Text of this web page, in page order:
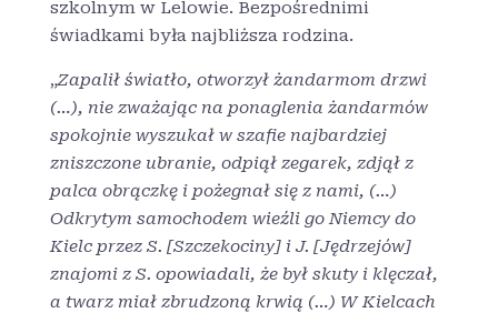
szkolnym w Lelowie. Bezpośrednimi
świadkami była najbliższa rodzina.
„Zapalił światło, otworzył żandarmom drzwi
(…), nie zważając na ponaglenia żandarmów
spokojnie wyszukał w szafie najbardziej
zniszczone ubranie, odpiął zegarek, zdjął z
palca obrączkę i pożegnał się z nami, (…)
Odkrytym samochodem wieźli go Niemcy do
Kielc przez S. [Szczekociny] i J. [Jędrzejów]
znajomi z S. opowiadali, że był skuty i klęczał,
a twarz miał zbrudzoną krwią (…) W Kielcach